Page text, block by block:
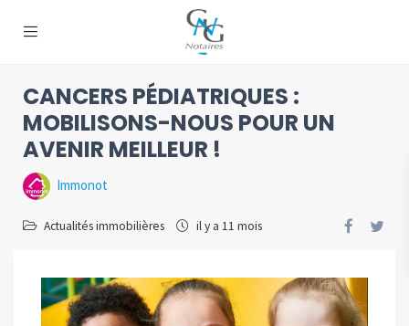
CANCERS PÉDIATRIQUES :
MOBILISONS-NOUS POUR UN
AVENIR MEILLEUR !
Immonot
Actualités immobilières il y a 11 mois